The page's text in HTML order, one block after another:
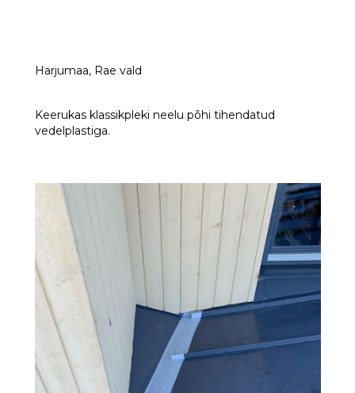
Harjumaa, Rae vald
Keerukas klassikpleki neelu põhi tihendatud
vedelplastiga.